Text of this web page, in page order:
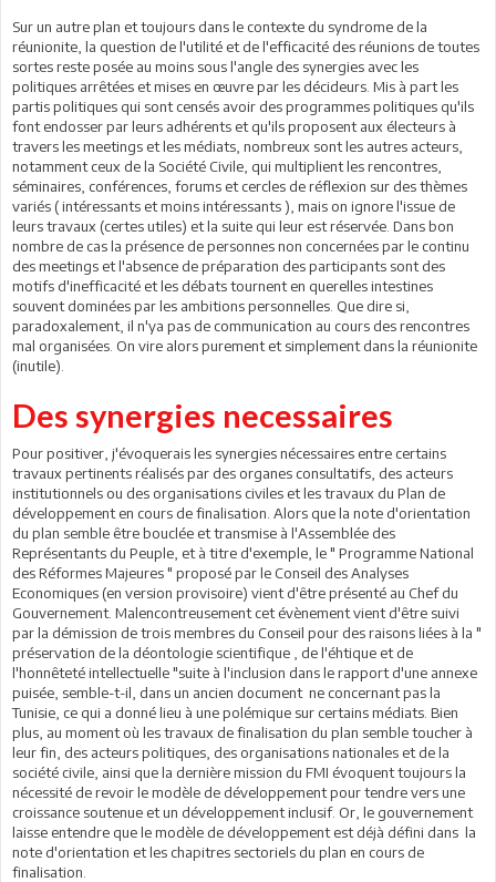
Sur un autre plan et toujours dans le contexte du syndrome de la
réunionite, la question de l'utilité et de l'efficacité des réunions de toutes
sortes reste posée au moins sous l'angle des synergies avec les
politiques arrêtées et mises en œuvre par les décideurs. Mis à part les
partis politiques qui sont censés avoir des programmes politiques qu'ils
font endosser par leurs adhérents et qu'ils proposent aux électeurs à
travers les meetings et les médiats, nombreux sont les autres acteurs,
notamment ceux de la Société Civile, qui multiplient les rencontres,
séminaires, conférences, forums et cercles de réflexion sur des thèmes
variés ( intéressants et moins intéressants ), mais on ignore l'issue de
leurs travaux (certes utiles) et la suite qui leur est réservée. Dans bon
nombre de cas la présence de personnes non concernées par le continu
des meetings et l'absence de préparation des participants sont des
motifs d'inefficacité et les débats tournent en querelles intestines
souvent dominées par les ambitions personnelles. Que dire si,
paradoxalement, il n'ya pas de communication au cours des rencontres
mal organisées. On vire alors purement et simplement dans la réunionite
(inutile).
Des synergies necessaires
Pour positiver, j'évoquerais les synergies nécessaires entre certains
travaux pertinents réalisés par des organes consultatifs, des acteurs
institutionnels ou des organisations civiles et les travaux du Plan de
développement en cours de finalisation. Alors que la note d'orientation
du plan semble être bouclée et transmise à l'Assemblée des
Représentants du Peuple, et à titre d'exemple, le " Programme National
des Réformes Majeures " proposé par le Conseil des Analyses
Economiques (en version provisoire) vient d'être présenté au Chef du
Gouvernement. Malencontreusement cet évènement vient d'être suivi
par la démission de trois membres du Conseil pour des raisons liées à la "
préservation de la déontologie scientifique , de l'éhtique et de
l'honnêteté intellectuelle "suite à l'inclusion dans le rapport d'une annexe
puisée, semble-t-il, dans un ancien document ne concernant pas la
Tunisie, ce qui a donné lieu à une polémique sur certains médiats. Bien
plus, au moment où les travaux de finalisation du plan semble toucher à
leur fin, des acteurs politiques, des organisations nationales et de la
société civile, ainsi que la dernière mission du FMI évoquent toujours la
nécessité de revoir le modèle de développement pour tendre vers une
croissance soutenue et un développement inclusif. Or, le gouvernement
laisse entendre que le modèle de développement est déjà défini dans la
note d'orientation et les chapitres sectoriels du plan en cours de
finalisation.